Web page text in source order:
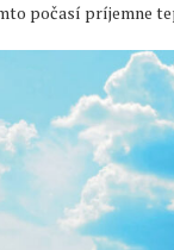
počasí príjemne